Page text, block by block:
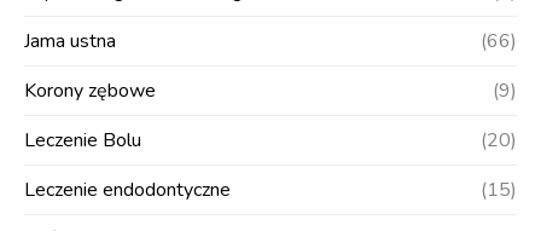
Jama ustna
(66)
Korony zębowe
(9)
Leczenie Bolu
(20)
Leczenie endodontyczne
(15)